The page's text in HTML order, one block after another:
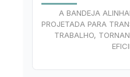
A BANDEJA
PROJETADA PARA
TRABALHO,